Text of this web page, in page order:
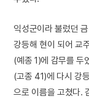
익성군이라 불렀던
강등해 현이 되어 교
(예종 1)에 감무를 두
(고종 41)에 다시 강
으로 이름을 고쳤다.